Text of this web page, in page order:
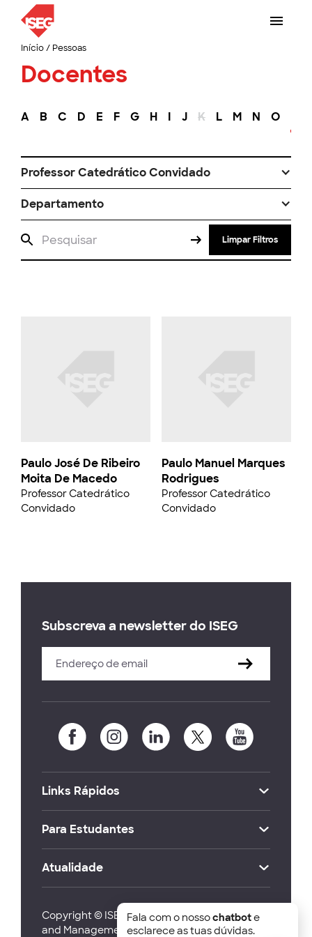
Início/ Pessoas
Docentes
A B C D E F G H I J K L M N O
Professor Catedrático Convidado
Departamento
Limpar Filtros
Paulo José De Ribeiro
Moita De Macedo
Professor Catedrático
Convidado
Paulo Manuel Marques
Rodrigues
Professor Catedrático
Convidado
Subscreva a newsletter do ISEG
Links Rápidos
Para Estudantes
Atualidade
Copyright © ISEG Lisbon School of Economics
and Management 2026
Fala com o nossochatbote
esclarece as tuas dúvidas.